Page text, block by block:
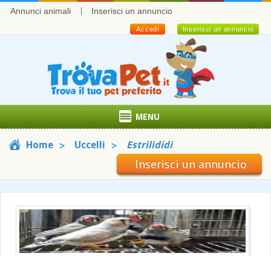
Annunci animali Inserisci un annuncio
Inserisci un annuncio
Accedi
MENU
Home Uccelli Estrilididi
Inserisci un annuncio